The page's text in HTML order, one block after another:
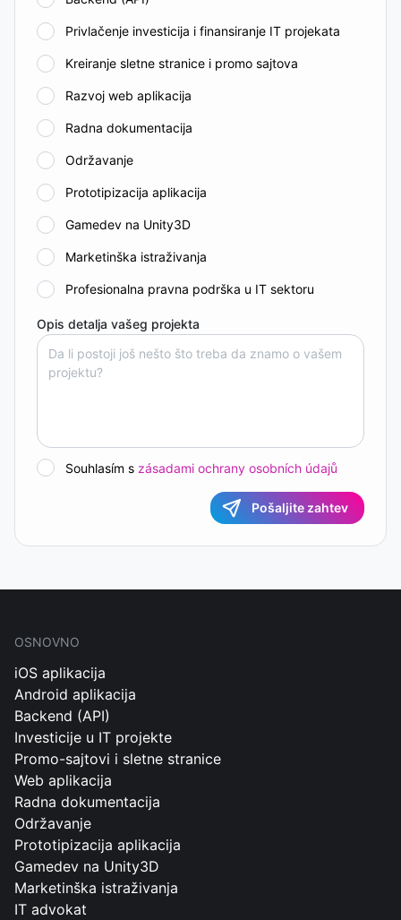
Privlačenje investicija i finansiranje IT projekata
Kreiranje sletne stranice i promo sajtova
Razvoj web aplikacija
Radna dokumentacija
Održavanje
Prototipizacija aplikacija
Gamedev na Unity3D
Marketinška istraživanja
Profesionalna pravna podrška u IT sektoru
Opis detalja vašeg projekta
Souhlasím s zásadami ochrany osobních údajů
Pošaljite zahtev
OSNOVNO
iOS aplikacija
Android aplikacija
Backend (API)
Investicije u IT projekte
Promo-sajtovi i sletne stranice
Web aplikacija
Radna dokumentacija
Održavanje
Prototipizacija aplikacija
Gamedev na Unity3D
Marketinška istraživanja
IT advokat